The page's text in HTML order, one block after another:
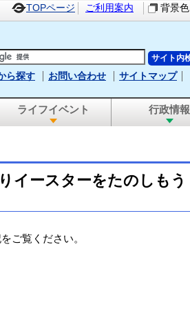
TOPページ ご利用案内 背景色
ら探す お問い合わせ サイトマップ
ライフイベント 行政情報
イースターをたのしもう
ご覧ください。